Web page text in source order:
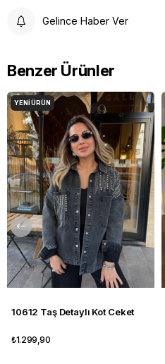
Gelince Haber Ver
Benzer Ürünler
10612 Taş Detaylı Kot Ceket
₺1.299,90
YENI ÜRÜN